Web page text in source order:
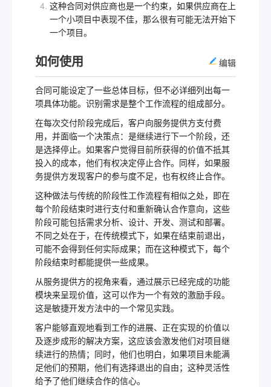
这种合同对供应商也是一个约束，如果供应商在上
一个小项目中表现不佳，那么很有可能无法开始下
一个项目。
如何使用 编辑
合同可能设定了一些总体目标，但不必详细列出每一
项具体功能。识别需求是整个工作流程的组成部分。
在每次交付阶段完成后，客户向服务提供方支付费
用，并面临一个决策点：是继续进行下一个阶段，还
是选择停止。如果客户觉得目前所获得的价值不抵其
投入的成本，他们有权决定停止合作。同样，如果服
务提供方发现客户的参与度不足，也有权终止合作。
这种做法与传统的阶段性工作流程有相似之处，即在
每个阶段结束时进行支付和重新确认合作意向，这些
阶段可能包括需求分析、设计、开发、测试和部署。
不同之处在于，在传统模式下，如果在结束前退出，
可能不会得到任何实际成果；而在这种模式下，每个
阶段结束时都能提供一些成果。
从服务提供方的视角来看，通过展示已经完成的功能
模块来呈现价值，这可以作为一个有效的激励手段。
这是敏捷开发方法中的一个常见实践。
客户能够直观地看到工作的进展、正在实现的价值以
及逐步成形的解决方案，这应该会激发他们对项目继
续进行的热情；同时，他们也明白，如果项目未能满
足他们的预期，他们有选择退出的自由；这种灵活性
给予了他们继续合作的信心。